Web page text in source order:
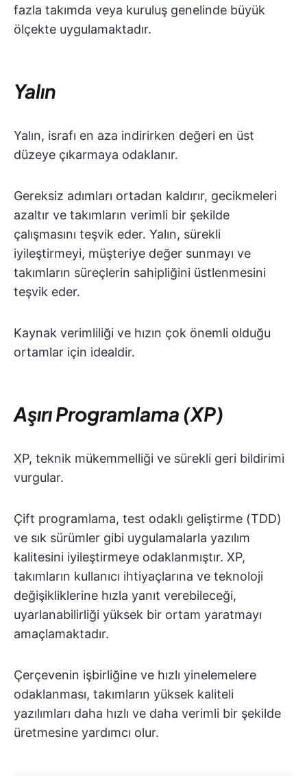
fazla takımda veya kuruluş genelinde büyük
ölçekte uygulamaktadır.
Yalın
Yalın, israfı en aza indirirken değeri en üst
düzeye çıkarmaya odaklanır.
Gereksiz adımları ortadan kaldırır, gecikmeleri
azaltır ve takımların verimli bir şekilde
çalışmasını teşvik eder. Yalın, sürekli
iyileştirmeyi, müşteriye değer sunmayı ve
takımların süreçlerin sahipliğini üstlenmesini
teşvik eder.
Kaynak verimliliği ve hızın çok önemli olduğu
ortamlar için idealdir.
Aşırı Programlama (XP)
XP, teknik mükemmelliği ve sürekli geri bildirimi
vurgular.
Çift programlama, test odaklı geliştirme (TDD)
ve sık sürümler gibi uygulamalarla yazılım
kalitesini iyileştirmeye odaklanmıştır. XP,
takımların kullanıcı ihtiyaçlarına ve teknoloji
değişikliklerine hızla yanıt verebileceği,
uyarlanabilirliği yüksek bir ortam yaratmayı
amaçlamaktadır.
Çerçevenin işbirliğine ve hızlı yinelemelere
odaklanması, takımların yüksek kaliteli
yazılımları daha hızlı ve daha verimli bir şekilde
üretmesine yardımcı olur.